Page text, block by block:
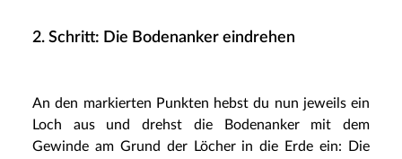
2. Schritt: Die Bodenanker eindrehen
An den markierten Punkten hebst du nun jeweils ein
Loch aus und drehst die Bodenanker mit dem
Gewinde am Grund der Löcher in die Erde ein: Die